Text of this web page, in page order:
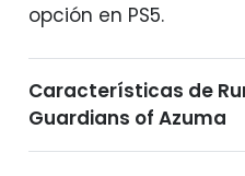
opción en PS5.
Características de
Guardians of Azuma